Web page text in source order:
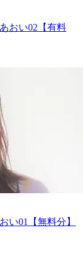
おい02【有料
い01【無料分】